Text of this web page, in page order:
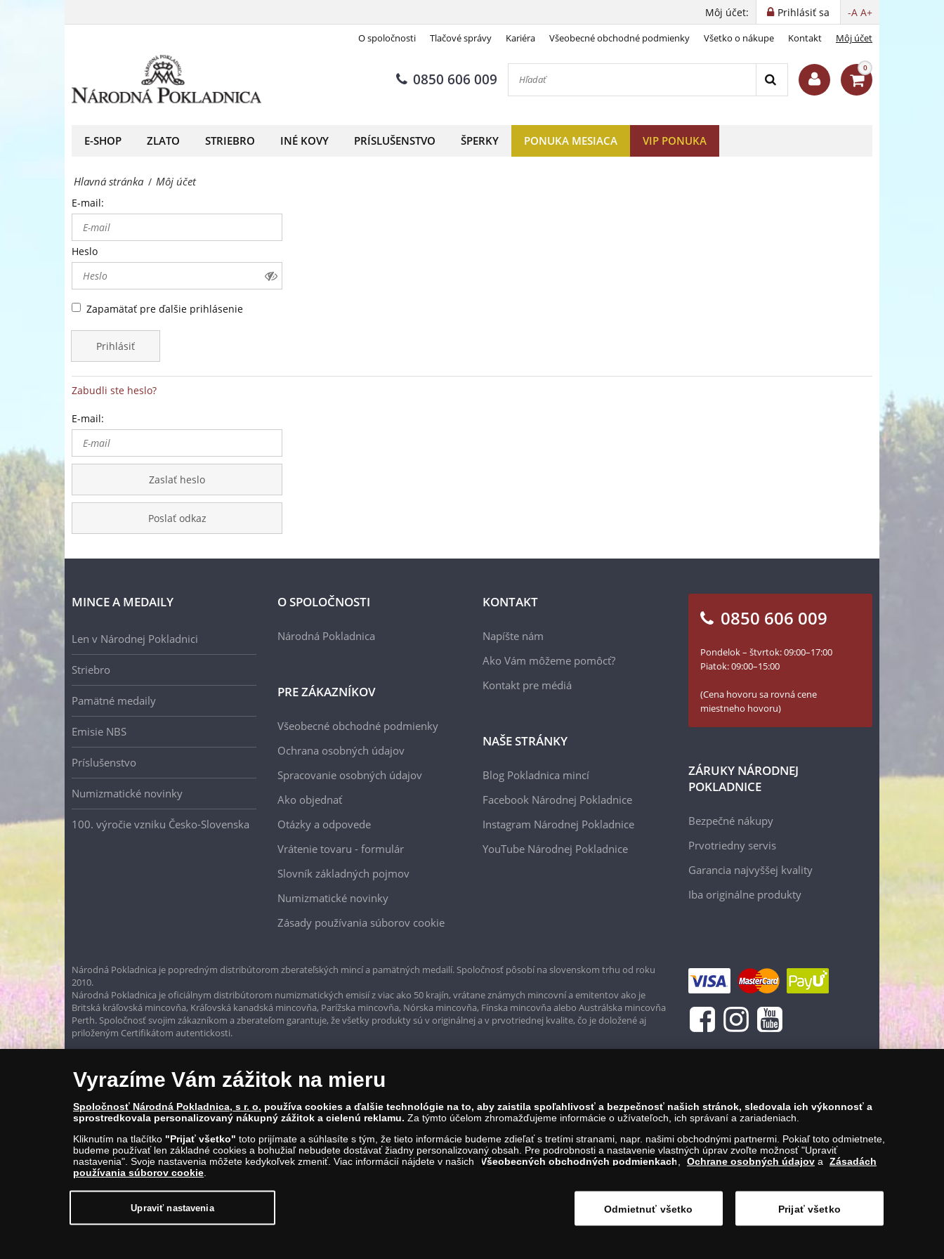
Národná
európsky
predajca
mincí
a
medailí
-A A+
Prihlásiť sa
Môj účet:
O spoločnosti Tlačové správy Kariéra Všeobecné obchodné podmienky Všetko o nákupe Kontakt Môj účet
0850 606 009
0
E-SHOP ZLATO STRIEBRO INÉ KOVY PRÍSLUŠENSTVO ŠPERKY PONUKA MESIACA VIP PONUKA
Hlavná stránka / Môj účet
E-mail:
Heslo
Zapamätať pre ďalšie prihlásenie
Prihlásiť
Zabudli ste heslo?
E-mail:
Zaslať heslo
Poslať odkaz
MINCE A MEDAILY
Len v Národnej Pokladnici
Striebro
Pamätné medaily
Emisie NBS
Príslušenstvo
Numizmatické novinky
100. výročie vzniku Česko-Slovenska
O SPOLOČNOSTI
Národná Pokladnica
PRE ZÁKAZNÍKOV
Všeobecné obchodné podmienky
Ochrana osobných údajov
Spracovanie osobných údajov
Ako objednať
Otázky a odpovede
Vrátenie tovaru - formulár
Slovník základných pojmov
Numizmatické novinky
Zásady používania súborov cookie
KONTAKT
Napíšte nám
Ako Vám môžeme pomôcť?
Kontakt pre médiá
NAŠE STRÁNKY
Blog Pokladnica mincí
Facebook Národnej Pokladnice
Instagram Národnej Pokladnice
YouTube Národnej Pokladnice
0850 606 009
Pondelok – štvrtok: 09:00–17:00
Piatok: 09:00–15:00
(Cena hovoru sa rovná cene
miestneho hovoru)
ZÁRUKY NÁRODNEJ
POKLADNICE
Bezpečné nákupy
Prvotriedny servis
Garancia najvyššej kvality
Iba originálne produkty
Národná Pokladnica je popredným distribútorom zberateľských mincí a pamätných medailí. Spoločnosť pôsobí na slovenskom trhu od roku
2010.
Národná Pokladnica je oficiálnym distribútorom numizmatických emisií z viac ako 50 krajín, vrátane známych mincovní a emitentov ako je
Britská kráľovská mincovňa, Kráľovská kanadská mincovňa, Parížska mincovňa, Nórska mincovňa, Fínska mincovňa alebo Austrálska mincovňa
Perth. Spoločnosť svojim zákazníkom a zberateľom garantuje, že všetky produkty sú v originálnej a v prvotriednej kvalite, čo je doložené aj
priloženým Certifikátom autentickosti.
E-mail: info@narodnapokladnica.sk, www.narodnapokladnica.sk; IČO: 45 480 206, DIČ: SK2023004302
mincí
medailí
Vyrazíme Vám zážitok na mieru
Spoločnosť Národná Pokladnica, s r. o. používa cookies a ďalšie technológie na to, aby zaistila spoľahlivosť a bezpečnosť našich stránok, sledovala ich výkonnosť a
sprostredkovala personalizovaný nákupný zážitok a cielenú reklamu. Za týmto účelom zhromažďujeme informácie o užívateľoch, ich správaní a zariadeniach.
Kliknutím na tlačítko "Prijať všetko" toto prijímate a súhlasíte s tým, že tieto informácie budeme zdieľať s tretími stranami, napr. našimi obchodnými partnermi. Pokiaľ toto odmietnete,
budeme používať len základné cookies a bohužiaľ nebudete dostávať žiadny personalizovaný obsah. Pre podrobnosti a nastavenie vlastných úprav zvoľte možnosť "Upraviť
nastavenia". Svoje nastavenia môžete kedykoľvek zmeniť. Viac informácií nájdete v našich
Všeobecných obchodných podmienkach Ochrane osobných údajov a
Zásadách
používania súborov cookie
Upraviť nastavenia Odmietnuť všetko Prijať všetko